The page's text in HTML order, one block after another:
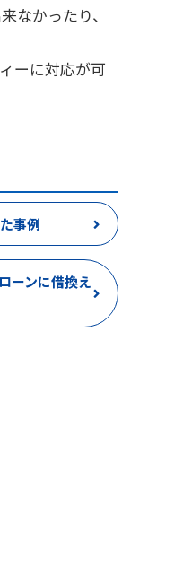
なかったり、
ーに対応が可
事例
ーンに借換え